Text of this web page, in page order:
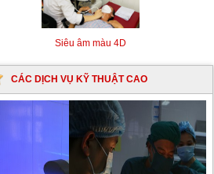
Siêu âm màu 4D
CÁC DỊCH VỤ KỸ THUẬT CAO